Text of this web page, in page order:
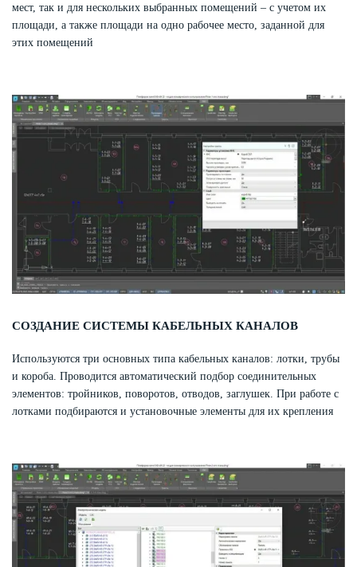
мест, так и для нескольких выбранных помещений – с учетом их
площади, а также площади на одно рабочее место, заданной для
этих помещений
СОЗДАНИЕ СИСТЕМЫ КАБЕЛЬНЫХ КАНАЛОВ
Используются три основных типа кабельных каналов: лотки, трубы
и короба. Проводится автоматический подбор соединительных
элементов: тройников, поворотов, отводов, заглушек. При работе с
лотками подбираются и установочные элементы для их крепления